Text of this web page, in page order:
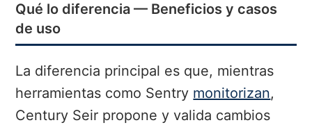
Qué lo diferencia — Beneficios y casos
de uso
La diferencia principal es que, mientras
herramientas como Sentry monitorizan,
Century Seir propone y valida cambios